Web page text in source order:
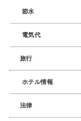
節水
電気代
旅行
ホテル情報
法律